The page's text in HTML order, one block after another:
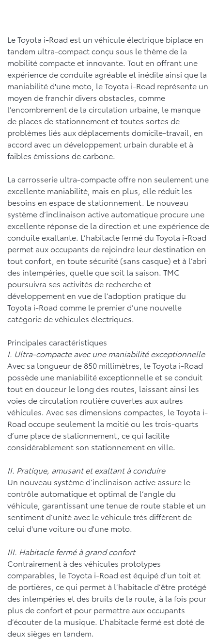
Le Toyota i-Road est un véhicule électrique biplace en
tandem ultra-compact conçu sous le thème de la
mobilité compacte et innovante. Tout en offrant une
expérience de conduite agréable et inédite ainsi que la
maniabilité d'une moto, le Toyota i-Road représente un
moyen de franchir divers obstacles, comme
l’encombrement de la circulation urbaine, le manque
de places de stationnement et toutes sortes de
problèmes liés aux déplacements domicile-travail, en
accord avec un développement urbain durable et à
faibles émissions de carbone.
La carrosserie ultra-compacte offre non seulement une
excellente maniabilité, mais en plus, elle réduit les
besoins en espace de stationnement. Le nouveau
système d’inclinaison active automatique procure une
excellente réponse de la direction et une expérience de
conduite exaltante. L’habitacle fermé du Toyota i-Road
permet aux occupants de rejoindre leur destination en
tout confort, en toute sécurité (sans casque) et à l’abri
des intempéries, quelle que soit la saison. TMC
poursuivra ses activités de recherche et
développement en vue de l’adoption pratique du
Toyota i-Road comme le premier d’une nouvelle
catégorie de véhicules électriques.
Principales caractéristiques
I. Ultra-compacte avec une maniabilité exceptionnelle
Avec sa longueur de 850 millimètres, le Toyota i-Road
possède une maniabilité exceptionnelle et se conduit
tout en douceur le long des routes, laissant ainsi les
voies de circulation routière ouvertes aux autres
véhicules. Avec ses dimensions compactes, le Toyota i-
Road occupe seulement la moitié ou les trois-quarts
d’une place de stationnement, ce qui facilite
considérablement son stationnement en ville.
II. Pratique, amusant et exaltant à conduire
Un nouveau système d’inclinaison active assure le
contrôle automatique et optimal de l’angle du
véhicule, garantissant une tenue de route stable et un
sentiment d’unité avec le véhicule très différent de
celui d'une voiture ou d'une moto.
III. Habitacle fermé à grand confort
Contrairement à des véhicules prototypes
comparables, le Toyota i-Road est équipé d’un toit et
de portières, ce qui permet à l’habitacle d’être protégé
des intempéries et des bruits de la route, à la fois pour
plus de confort et pour permettre aux occupants
d’écouter de la musique. L’habitacle fermé est doté de
deux sièges en tandem.